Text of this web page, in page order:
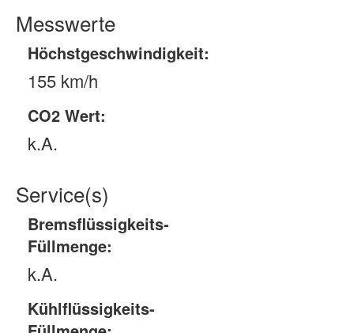
Messwerte
Höchstgeschwindigkeit:
155 km/h
CO2 Wert:
k.A.
Service(s)
Bremsflüssigkeits-
Füllmenge:
k.A.
Kühlflüssigkeits-